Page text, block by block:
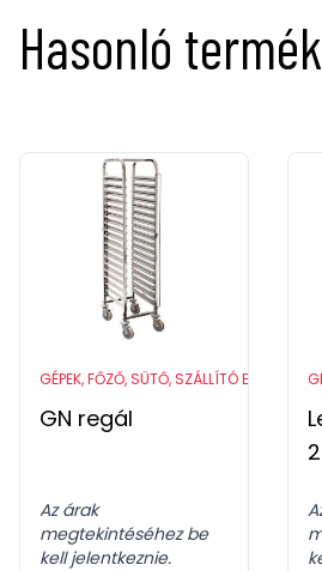
Hasonló
GÉPEK, FŐZŐ, SÜTŐ, SZÁLLÍTÓ ESZKÖZÖK
GN regál
Az árak
megtekintéséhez be
kell jelentkeznie.